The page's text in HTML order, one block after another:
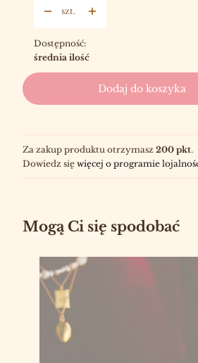
szt.
Dostępność:
średnia ilość
Dodaj do koszyka
Za zakup produktu otrzymasz 200 pkt.
Dowiedz się więcej o programie
Mogą Ci się spodobać